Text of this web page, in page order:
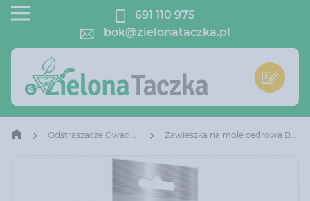
691 110 975
bok@zielonataczka.pl
Odstraszacze Owadów Zawieszka na mole cedrowa Bros